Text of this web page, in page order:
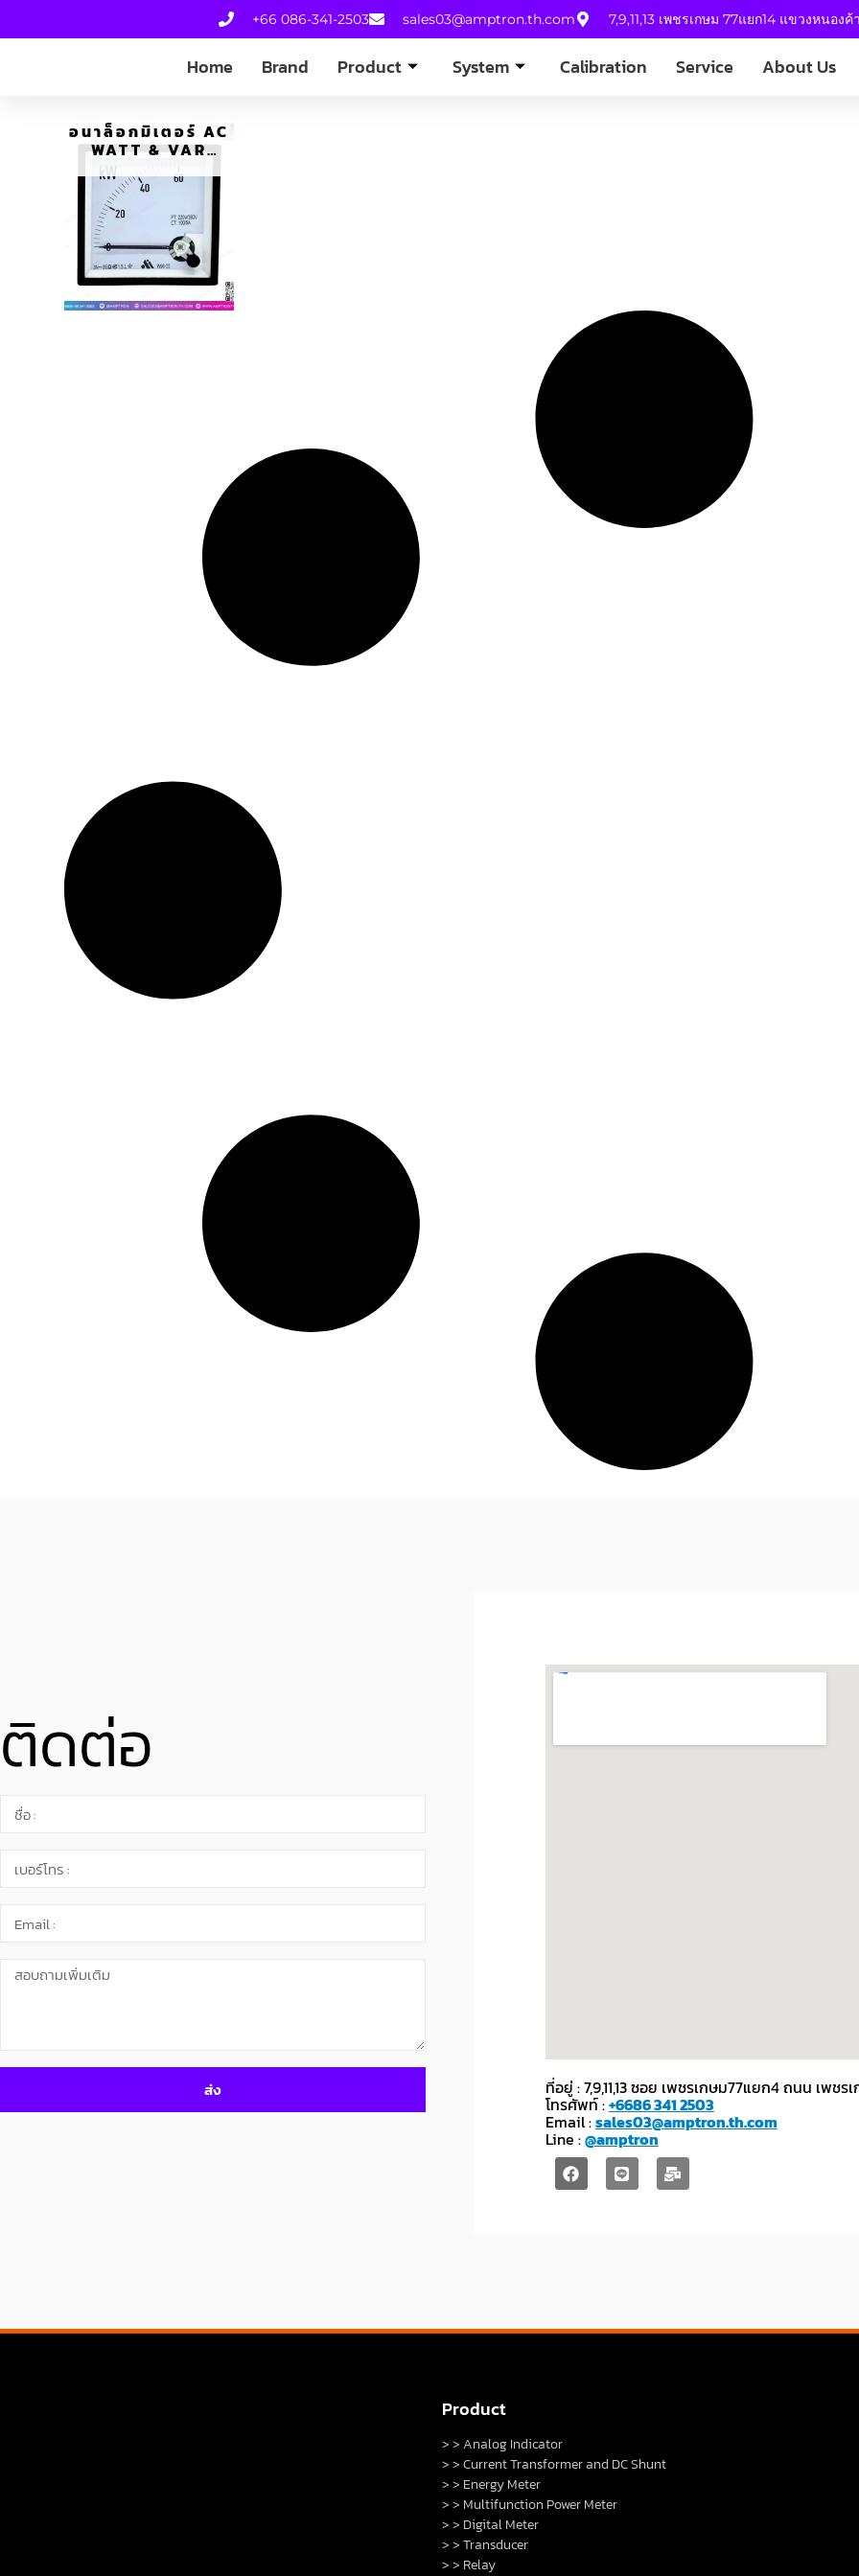
+66 086-341-2503 sales03@amptron.th.com 7,9,11,13 เพชรเกษม 77แยก14 แขวงหนอ
Home Brand Product System Calibration Service About Us
อนาล็อกมิเตอร์ AC
WATT & VAR
PANEL
ติดต่อ
ส่ง ที่อยู่ : 7,9,11,13 ซอย เพชรเกษม77แยก4 ถนน เพ
โทรศัพท์ :+6686 341 2503
Email :sales03@amptron.th.com
Line :@amptron
Product
> > Analog Indicator
> > Current Transformer and DC Shunt
> > Energy Meter
> > Multifunction Power Meter
> > Digital Meter
> > Transducer
> > Relay